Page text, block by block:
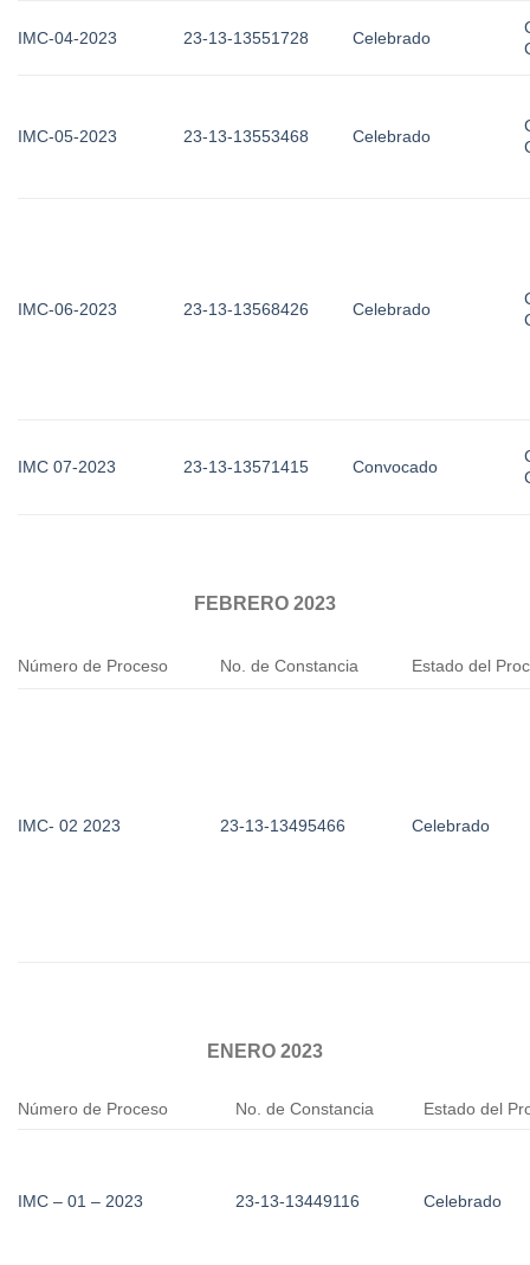
IMC-04-2023 23-13-13551728 Celebrado
IMC-05-2023 23-13-13553468 Celebrado
IMC-06-2023 23-13-13568426 Celebrado
IMC 07-2023 23-13-13571415 Convocado
FEBRERO 2023
Número de Proceso No. de Constancia Estado del
IMC- 02 2023 23-13-13495466 Celebrado
ENERO 2023
Número de Proceso No. de Constancia Estado del
IMC – 01 – 2023 23-13-13449116 Celebrado